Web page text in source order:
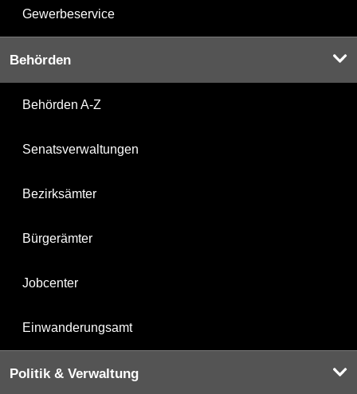
Gewerbeservice
Behörden
Behörden A-Z
Senatsverwaltungen
Bezirksämter
Bürgerämter
Jobcenter
Einwanderungsamt
Politik & Verwaltung